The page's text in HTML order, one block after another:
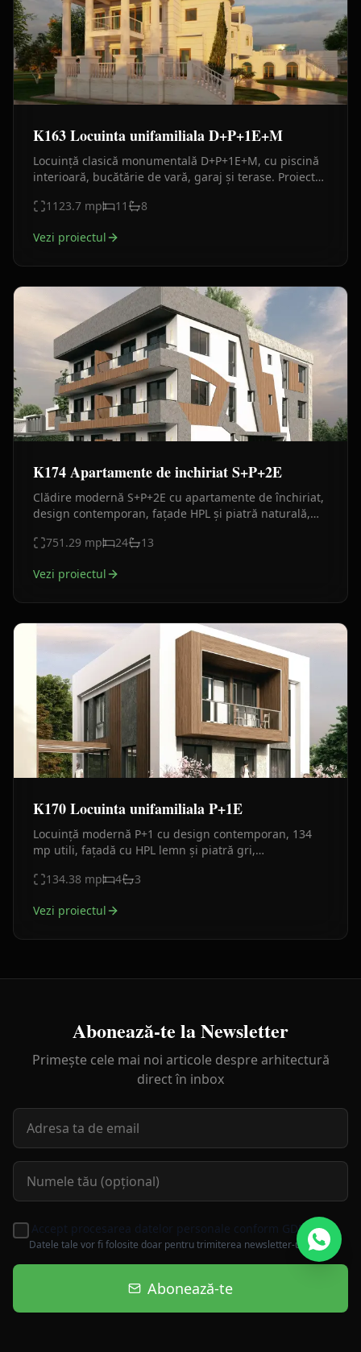
K163 Locuinta unifamiliala D+P+1E+M
Locuință clasică monumentală D+P+1E+M, cu piscină
interioară, bucătărie de vară, garaj și terase. Proiect
1123.7 mp 11 8
Vezi proiectul
K174 Apartamente de inchiriat S+P+2E
Clădire modernă S+P+2E cu apartamente de închiriat,
design contemporan, fațade HPL și piatră naturală,
751.29 mp 24 13
Vezi proiectul
K170 Locuinta unifamiliala P+1E
Locuință modernă P+1 cu design contemporan, 134
mp utili, fațadă cu HPL lemn și piatră gri,
134.38 mp 4 3
Vezi proiectul
Abonează-te la Newsletter
Primește cele mai noi articole despre arhitectură
direct în inbox
Accept procesarea datelor personale conform GDPR
Datele tale vor fi folosite doar pentru trimiterea newsletter-ului.
Abonează-te